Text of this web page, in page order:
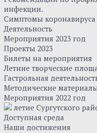
инфекции.
Симптомы коронавируса
Деятельность
Мероприятия 2023 год
Проекты 2023
Билеты на мероприятия
Летние творческие
Гастрольная
Методические
Мероприятия 2022 год
летие Сургутского
Доступная среда
Наши достижения